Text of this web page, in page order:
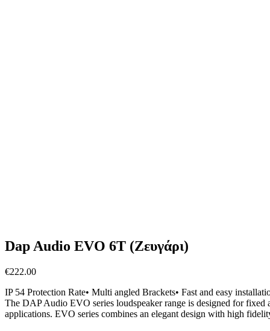
Dap Audio EVO 6T (Ζευγάρι)
€222.00
IP 54 Protection Rate• Multi angled Brackets• Fast and easy
The DAP Audio EVO series loudspeaker range is designed for fixed
applications. EVO series combines an elegant design with high